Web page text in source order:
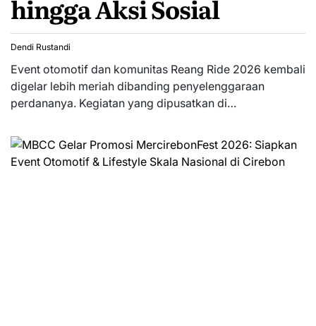
hingga Aksi Sosial
Dendi Rustandi
Event otomotif dan komunitas Reang Ride 2026 kembali
digelar lebih meriah dibanding penyelenggaraan
perdananya. Kegiatan yang dipusatkan di…